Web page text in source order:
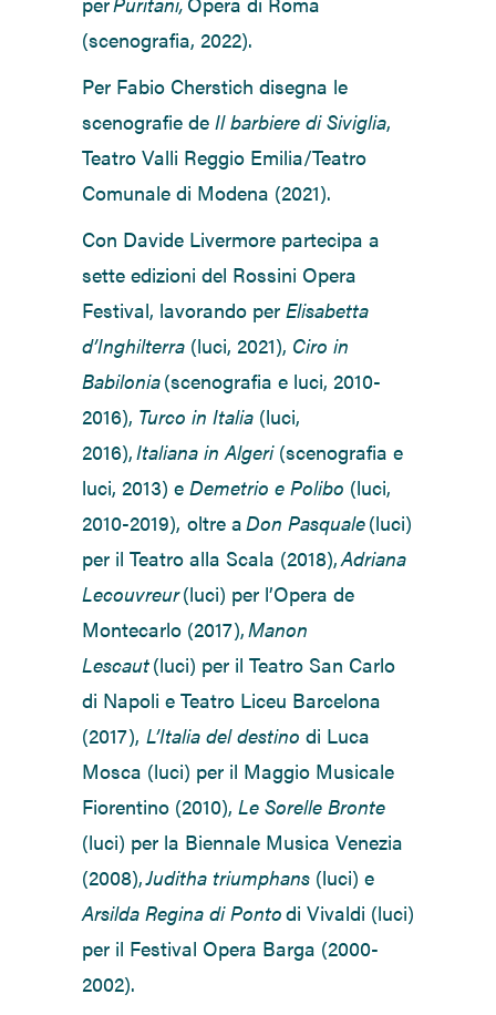
(scenografia, 2022).
Per Fabio Cherstich disegna le
scenografie de Il barbiere di Siviglia,
Teatro Valli Reggio Emilia/Teatro
Comunale di Modena (2021).
Con Davide Livermore partecipa a
sette edizioni del Rossini Opera
Festival, lavorando per Elisabetta
d’Inghilterra (luci, 2021), Ciro in
Babilonia(scenografia e luci, 2010-
2016), Turco in Italia (luci,
2016),Italiana in Algeri(scenografia e
luci, 2013) e Demetrio e Polibo (luci,
2010-2019), oltre aDon Pasquale(luci)
per il Teatro alla Scala (2018),Adriana
Lecouvreur(luci) per l’Opera de
Montecarlo (2017),Manon
Lescaut(luci) per il Teatro San Carlo
di Napoli e Teatro Liceu Barcelona
(2017), L’Italia del destino di Luca
Mosca (luci) per il Maggio Musicale
Fiorentino (2010), Le Sorelle Bronte
(luci) per la Biennale Musica Venezia
(2008),Juditha triumphans (luci) e
Arsilda Regina di Pontodi Vivaldi (luci)
per il Festival Opera Barga (2000-
2002).